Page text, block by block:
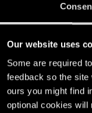
Our website uses
Some are required
feedback so the
ours you might find
optional cookies will
han corregido
los
en
interactuar con
de